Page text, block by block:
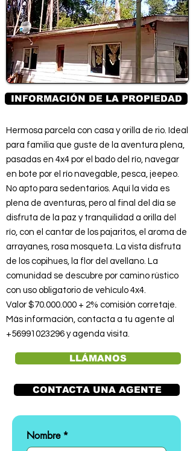
INFORMACIÓN DE LA PROPIEDAD
Hermosa parcela con casa y orilla de rio. Ideal
para familia que guste de la aventura plena,
pasadas en 4x4 por el bado del río, navegar
en bote por el río navegable, pesca, jeepeo.
No apto para sedentarios. Aquí la vida es
plena de aventuras, pero al final del día se
disfruta de la paz y tranquilidad a orilla del
río, con el cantar de los pajaritos, el aroma de
arrayanes, rosa mosqueta. La vista disfruta
de los copihues, la flor del avellano. La
comunidad se descubre por camino rústico
con uso obligatorio de vehículo 4x4.
Valor $70.000.000 + 2% comisión corretaje.
Más información, contacta a tu agente al
+56991023296 y agenda visita.
LLÁMANOS
CONTACTA UNA AGENTE
Nombre *